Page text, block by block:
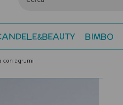
BIMBO
con agrumi